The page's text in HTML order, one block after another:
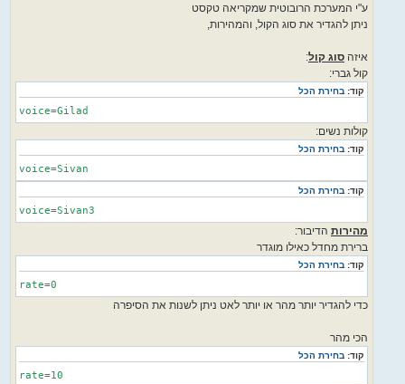
ע"י המערכת הרובוטית שמקריאה טקסט
ניתן להגדיר את סוג הקול, והמהירות,
איזה סוג קול:
קול גברי:
קוד: בחירת הכל
voice=Gilad
קולות נשים:
קוד: בחירת הכל
voice=Sivan
קוד: בחירת הכל
voice=Sivan3
מהירות הדיבור:
ברירת מחדל כאילו מוגדר
קוד: בחירת הכל
rate=0
כדי להגדיר יותר מהר או יותר לאט ניתן לשנות את הסיפרה
הכי מהר
קוד: בחירת הכל
rate=10